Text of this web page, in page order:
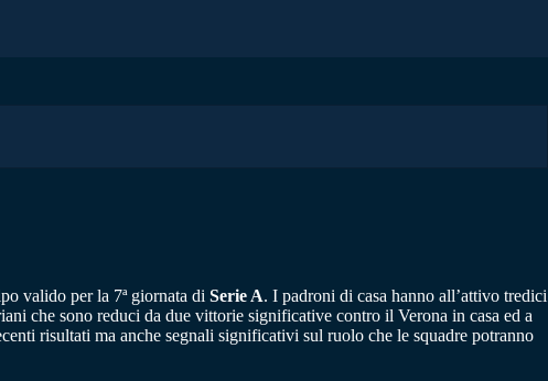
valido per la 7ª giornata di Serie A. I padroni di casa hanno all’attivo tredici
che sono reduci da due vittorie significative contro il Verona in casa ed a
risultati ma anche segnali significativi sul ruolo che le squadre potranno